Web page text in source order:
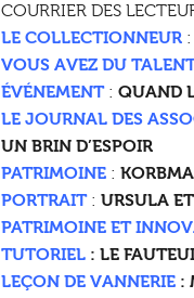
COURRIER DES
LE COLLECTIONNEUR
VOUS AVEZ DU
ÉVÉNEMENT:QUAND
LE JOURNAL DES
UN BRIN D’ESPOIR
PATRIMOINE :
PORTRAIT:URSULA
PATRIMOINE ET
TUTORIEL : LE
LEÇON DE VANNERIE :